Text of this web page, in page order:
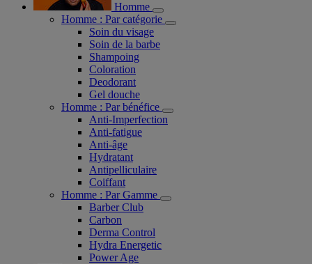
Homme
Homme : Par catégorie
Soin du visage
Soin de la barbe
Shampoing
Coloration
Deodorant
Gel douche
Homme : Par bénéfice
Anti-Imperfection
Anti-fatigue
Anti-âge
Hydratant
Antipelliculaire
Coiffant
Homme : Par Gamme
Barber Club
Carbon
Derma Control
Hydra Energetic
Power Age